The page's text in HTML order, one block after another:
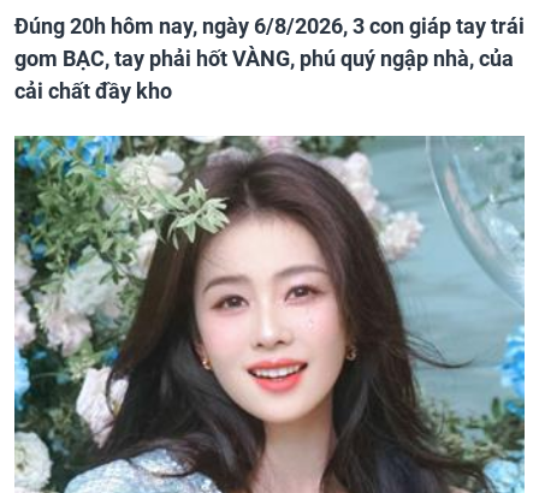
Đúng 20h hôm nay, ngày 6/8/2026, 3 con giáp tay trái
gom BẠC, tay phải hốt VÀNG, phú quý ngập nhà, của
cải chất đầy kho